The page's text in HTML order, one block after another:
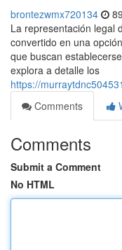
brontezwmx720134
La representación legal
convertido en una
que buscan
explora a detalle los
https://
Comments
Comments
Submit a Comment
No HTML